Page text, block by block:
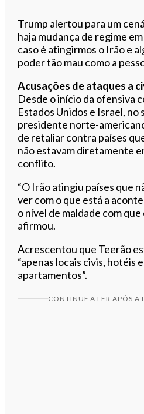
Trump alertou para um
haja mudança de regime
caso é atingirmos o Irão e
poder tão mau como a
Acusações de ataques a
Desde o início da ofensiva
Estados Unidos e Israel, no
presidente norte-
de retaliar contra países
não estavam diretamente
conflito.
“O Irão atingiu países que
ver com o que está a
o nível de maldade com que
afirmou.
Acrescentou que Teerão
“apenas locais civis, hotéis
apartamentos”.
CONTINUE A LER APÓS A